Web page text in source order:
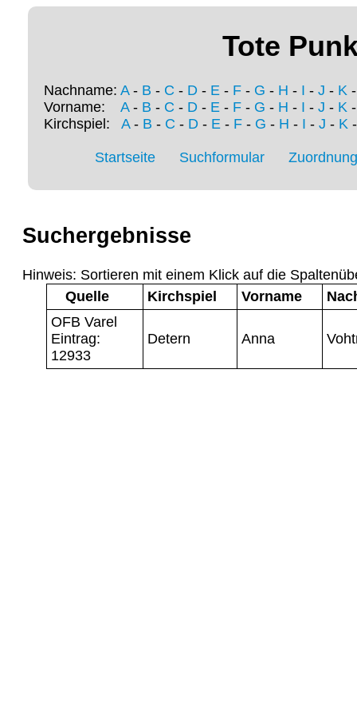
Tote
Nachname: A- B - C - D - E - F - G - H - I - J - K
Vorname: A- B - C - D - E - F - G - H - I - J - K
Kirchspiel: A- B - C - D- E- F- G - H - I - J - K
Startseite Suchformular
Suchergebnisse
Hinweis: Sortieren mit einem Klick auf die
Quelle
Kirchspiel Vorname
OFB Varel
Eintrag:
12933
Detern Anna